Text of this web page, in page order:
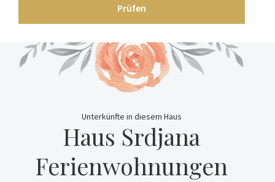
Unterkünfte in diesem Haus
Haus Srdjana
Ferienwohnungen